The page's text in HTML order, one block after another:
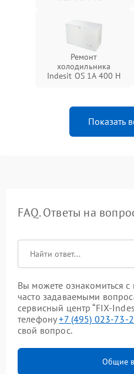
Ремонт
холодильника
Indesit OS 1A 400 H
Показать
FAQ. Ответы на
Вы можете ознакомиться
часто задаваемыми
сервисный центр “FIX-
телефону+7 (495) 023-73-
свой вопрос.
Общие